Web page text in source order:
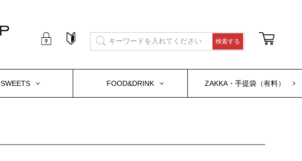
SWEETS FOOD&DRINK ZAKKA・手提袋（有料）